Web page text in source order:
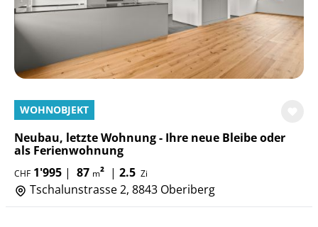
WOHNOBJEKT
Neubau, letzte Wohnung - Ihre neue Bleibe oder
als Ferienwohnung
CHF 1'995 | 87 m² | 2.5 Zi
Tschalunstrasse 2, 8843 Oberiberg